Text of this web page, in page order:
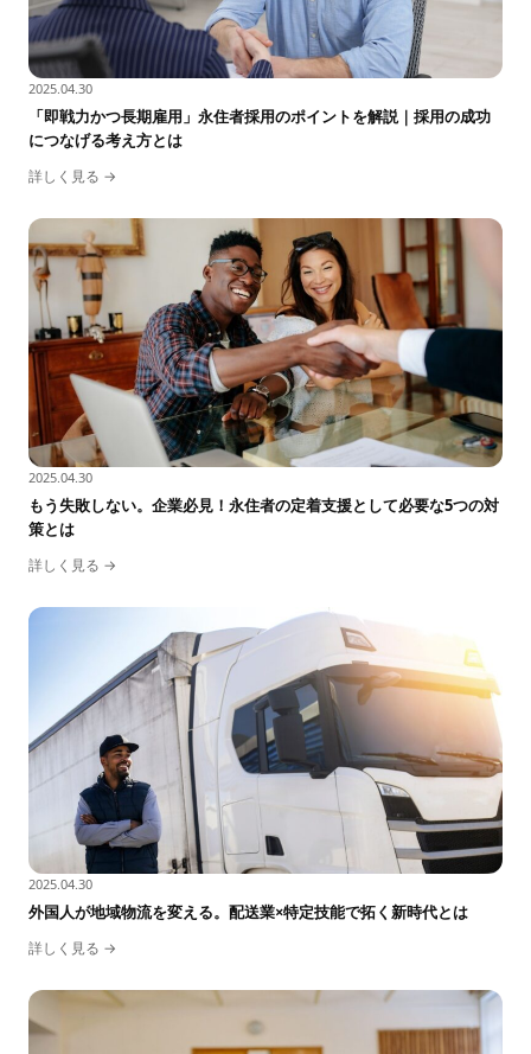
2025.04.30
「即戦力かつ長期雇用」永住者採用のポイントを解説｜採用の成功
につなげる考え方とは
詳しく見る →
2025.04.30
もう失敗しない。企業必見！永住者の定着支援として必要な5つの対
策とは
詳しく見る →
2025.04.30
外国人が地域物流を変える。配送業×特定技能で拓く新時代とは
詳しく見る →